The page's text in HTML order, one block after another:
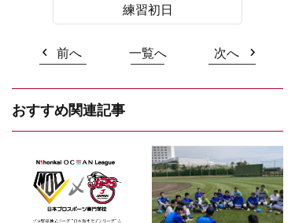
練習初日
前へ 一覧へ 次へ
おすすめ関連記事